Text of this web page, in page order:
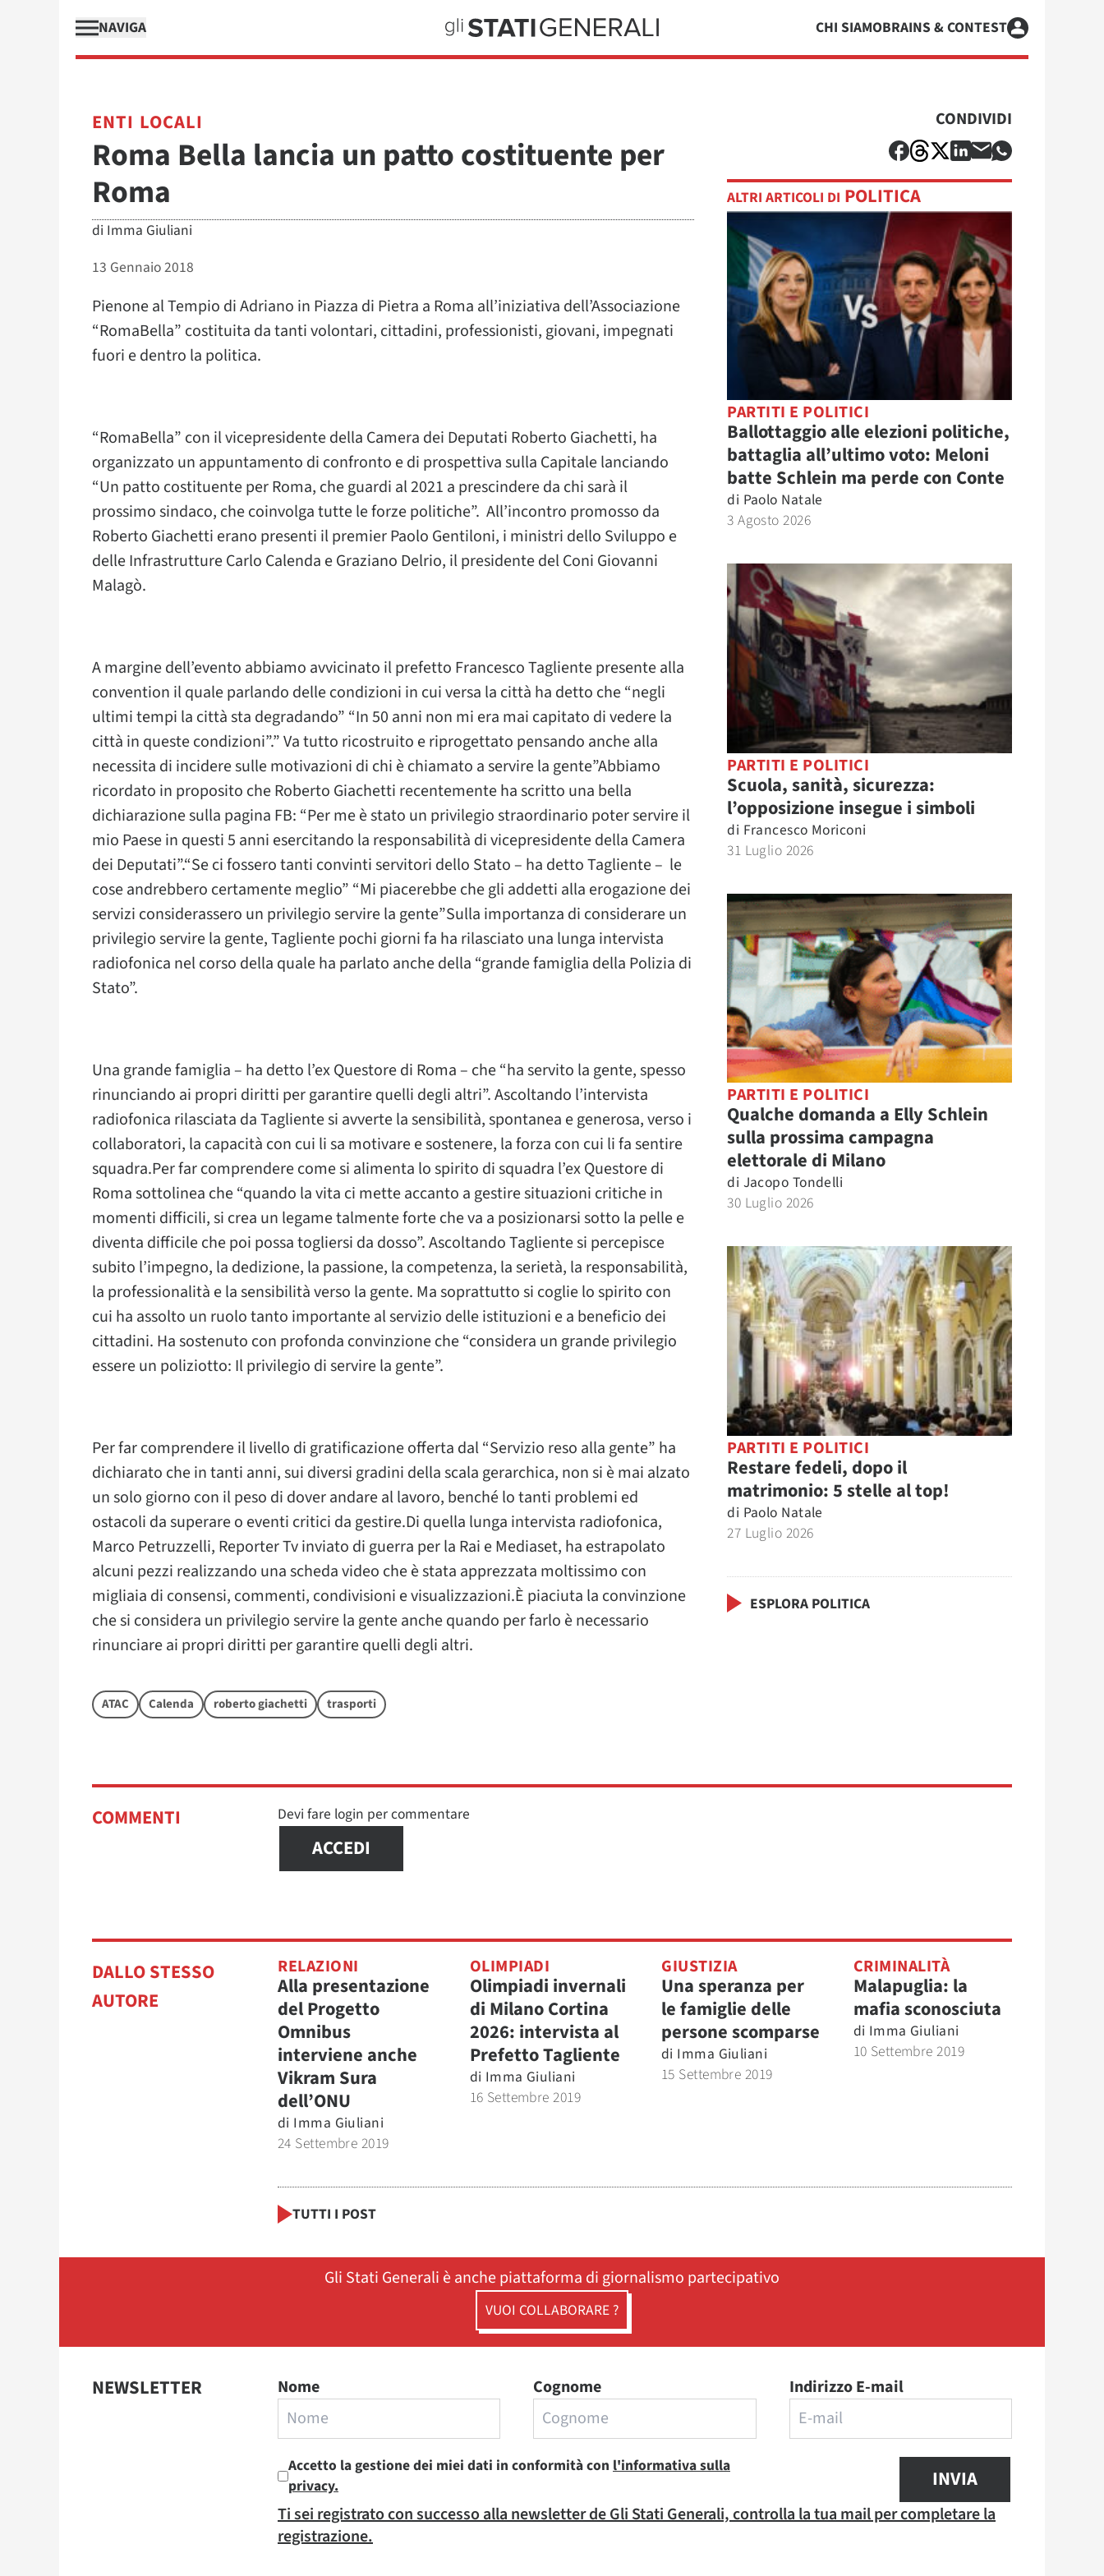
NAVIGA CHI SIAMOBRAINS & CONTEST
ENTI LOCALI
Roma Bella lancia un patto costituente per
Roma
di Imma Giuliani
13 Gennaio 2018
Pienone al Tempio di Adriano in Piazza di Pietra a Roma all’iniziativa dell’Associazione
“RomaBella” costituita da tanti volontari, cittadini, professionisti, giovani, impegnati
fuori e dentro la politica.
“RomaBella” con il vicepresidente della Camera dei Deputati Roberto Giachetti, ha
organizzato un appuntamento di confronto e di prospettiva sulla Capitale lanciando
“Un patto costituente per Roma, che guardi al 2021 a prescindere da chi sarà il
prossimo sindaco, che coinvolga tutte le forze politiche”. All’incontro promosso da
Roberto Giachetti erano presenti il premier Paolo Gentiloni, i ministri dello Sviluppo e
delle Infrastrutture Carlo Calenda e Graziano Delrio, il presidente del Coni Giovanni
Malagò.
A margine dell’evento abbiamo avvicinato il prefetto Francesco Tagliente presente alla
convention il quale parlando delle condizioni in cui versa la città ha detto che “negli
ultimi tempi la città sta degradando” “In 50 anni non mi era mai capitato di vedere la
città in queste condizioni”.” Va tutto ricostruito e riprogettato pensando anche alla
necessita di incidere sulle motivazioni di chi è chiamato a servire la gente”Abbiamo
ricordato in proposito che Roberto Giachetti recentemente ha scritto una bella
dichiarazione sulla pagina FB: “Per me è stato un privilegio straordinario poter servire il
mio Paese in questi 5 anni esercitando la responsabilità di vicepresidente della Camera
dei Deputati”.“Se ci fossero tanti convinti servitori dello Stato – ha detto Tagliente – le
cose andrebbero certamente meglio” “Mi piacerebbe che gli addetti alla erogazione dei
servizi considerassero un privilegio servire la gente”Sulla importanza di considerare un
privilegio servire la gente, Tagliente pochi giorni fa ha rilasciato una lunga intervista
radiofonica nel corso della quale ha parlato anche della “grande famiglia della Polizia di
Stato”.
Una grande famiglia – ha detto l’ex Questore di Roma – che “ha servito la gente, spesso
rinunciando ai propri diritti per garantire quelli degli altri”. Ascoltando l’intervista
radiofonica rilasciata da Tagliente si avverte la sensibilità, spontanea e generosa, verso i
collaboratori, la capacità con cui li sa motivare e sostenere, la forza con cui li fa sentire
squadra.Per far comprendere come si alimenta lo spirito di squadra l’ex Questore di
Roma sottolinea che “quando la vita ci mette accanto a gestire situazioni critiche in
momenti difficili, si crea un legame talmente forte che va a posizionarsi sotto la pelle e
diventa difficile che poi possa togliersi da dosso”. Ascoltando Tagliente si percepisce
subito l’impegno, la dedizione, la passione, la competenza, la serietà, la responsabilità,
la professionalità e la sensibilità verso la gente. Ma soprattutto si coglie lo spirito con
cui ha assolto un ruolo tanto importante al servizio delle istituzioni e a beneficio dei
cittadini. Ha sostenuto con profonda convinzione che “considera un grande privilegio
essere un poliziotto: Il privilegio di servire la gente”.
Per far comprendere il livello di gratificazione offerta dal “Servizio reso alla gente” ha
dichiarato che in tanti anni, sui diversi gradini della scala gerarchica, non si è mai alzato
un solo giorno con il peso di dover andare al lavoro, benché lo tanti problemi ed
ostacoli da superare o eventi critici da gestire.Di quella lunga intervista radiofonica,
Marco Petruzzelli, Reporter Tv inviato di guerra per la Rai e Mediaset, ha estrapolato
alcuni pezzi realizzando una scheda video che è stata apprezzata moltissimo con
migliaia di consensi, commenti, condivisioni e visualizzazioni.È piaciuta la convinzione
che si considera un privilegio servire la gente anche quando per farlo è necessario
rinunciare ai propri diritti per garantire quelli degli altri.
ATAC Calenda roberto giachetti trasporti
CONDIVIDI
ALTRI ARTICOLI DI POLITICA
PARTITI E POLITICI
Ballottaggio alle elezioni politiche,
battaglia all’ultimo voto: Meloni
batte Schlein ma perde con Conte
di Paolo Natale
3 Agosto 2026
PARTITI E POLITICI
Scuola, sanità, sicurezza:
l’opposizione insegue i simboli
di Francesco Moriconi
31 Luglio 2026
PARTITI E POLITICI
Qualche domanda a Elly Schlein
sulla prossima campagna
elettorale di Milano
di Jacopo Tondelli
30 Luglio 2026
PARTITI E POLITICI
Restare fedeli, dopo il
matrimonio: 5 stelle al top!
di Paolo Natale
27 Luglio 2026
ESPLORA POLITICA
COMMENTI Devi fare login per commentare
ACCEDI
DALLO STESSO
AUTORE
RELAZIONI
Alla presentazione
del Progetto
Omnibus
interviene anche
Vikram Sura
dell’ONU
di Imma Giuliani
24 Settembre 2019
OLIMPIADI
Olimpiadi invernali
di Milano Cortina
2026: intervista al
Prefetto Tagliente
di Imma Giuliani
16 Settembre 2019
GIUSTIZIA
Una speranza per
le famiglie delle
persone scomparse
di Imma Giuliani
15 Settembre 2019
CRIMINALITÀ
Malapuglia: la
mafia sconosciuta
di Imma Giuliani
10 Settembre 2019
TUTTI I POST
Gli Stati Generali è anche piattaforma di giornalismo partecipativo
VUOI COLLABORARE ?
NEWSLETTER Nome Cognome Indirizzo E-mail
Accetto la gestione dei miei dati in conformità con l'informativa sulla
privacy.
INVIA
Ti sei registrato con successo alla newsletter de Gli Stati Generali, controlla la tua mail per completare la
registrazione.